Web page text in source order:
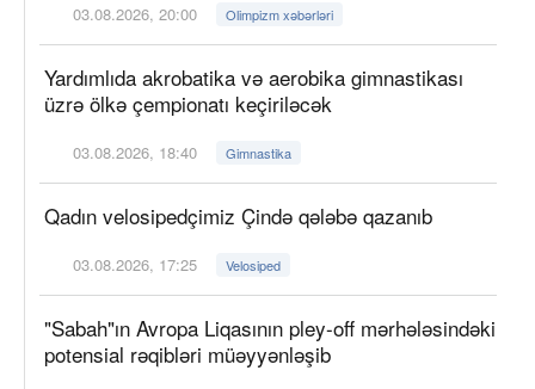
03.08.2026, 20:00 Olimpizm xəbərləri
Yardımlıda akrobatika və aerobika gimnastikası
üzrə ölkə çempionatı keçiriləcək
03.08.2026, 18:40 Gimnastika
Qadın velosipedçimiz Çində qələbə qazanıb
03.08.2026, 17:25 Velosiped
"Sabah"ın Avropa Liqasının pley-off mərhələsindəki
potensial rəqibləri müəyyənləşib